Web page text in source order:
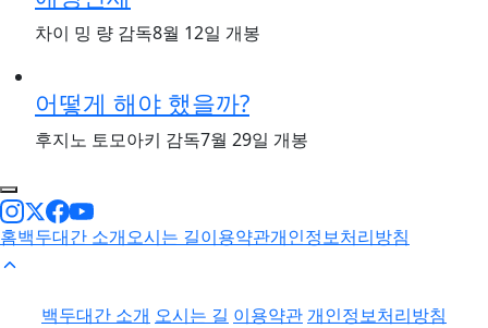
차이 밍 량 감독8월 12일 개봉
어떻게 해야 했을까?
후지노 토모아키 감독7월 29일 개봉
홈백두대간 소개오시는 길이용약관개인정보처리방침
백두대간 소개 오시는 길 이용약관 개인정보처리방침